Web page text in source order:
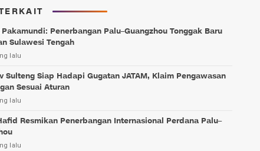
Penerbangan Palu–Guangzhou Tonggak Baru
Sulawesi Tengah
lalu
Sulteng Siap Hadapi Gugatan JATAM, Klaim Pengawasan
Sesuai Aturan
lalu
Resmikan Penerbangan Internasional Perdana Palu–
lalu